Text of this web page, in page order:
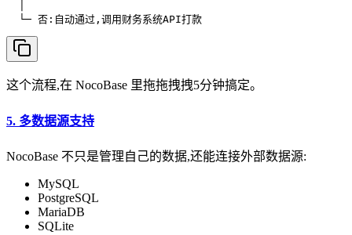
这个流程,在 NocoBase 里拖拖拽拽5分钟搞定。
5. 多数据源支持
NocoBase 不只是管理自己的数据,还能连接外部数据源:
MySQL
PostgreSQL
MariaDB
SQLite